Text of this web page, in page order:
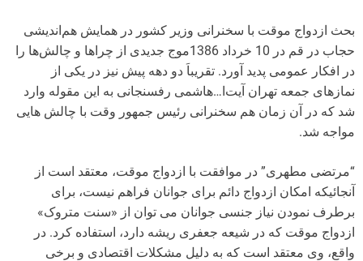
بحث ازدواج موقت با سخنرانی وزیر کشور در همایش هم‌اندیشی
حجاب در قم در 10 خرداد 1386موج جدیدی از چرا‌ها و چالش‌ها را
در افکار عمومی پدید آورد. تقریباَ دو دهه پیش نیز در یکی از
نمازهای جمعه تهران آیت‌ا…هاشمی رفسنجانی به این مقوله وارد
شد که در آن زمان هم سخنرانی رئیس جمهور وقت با چالش هایی
مواجه شد.
“مرتضی مطهری” در موافقت با ازدواج موقت، معتقد است از
آنجائیکه امکان ازدواج دائم برای جوانان فراهم نیست، برای
برطرف نمودن نیاز جنسی جوانان می توان از «سنت متروک»
ازدواج موقت که در شیعه جعفری ریشه دارد، استفاده کرد. در
واقع، وی معتقد است که به دلیل مشکلات اقتصادی و برخی